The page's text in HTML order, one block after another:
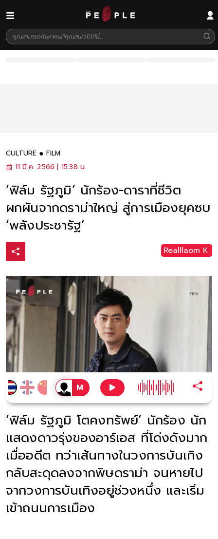
CULTURE
FILM
11 มี.ค. 2566 | 15:38 น.
‘ฟิล์ม รัฐภูมิ’ นักร้อง-ดาราที่ชีวิต
ผกผันจากดราม่าใหญ่ สู่การเมืองยุคซบ
‘พลังประชารัฐ’
Realllaom K.
‘ฟิล์ม รัฐภูมิ โตคงทรัพย์’ นักร้อง นัก
แสดงดาวรุ่งของอาร์เอส ที่โด่งดังมาก
เมื่ออดีต ทว่าเส้นทางในวงการบันเทิง
กลับสะดุดลงจากพิษดราม่า จนหายไป
จากวงการบันเทิงอยู่ช่วงหนึ่ง และเริ่ม
เข้าถนนการเมือง